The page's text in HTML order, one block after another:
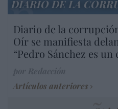
DIARIO DE LA
Diario de la
Oír se manifiesta
“Pedro Sánchez es
Artículos anteriores